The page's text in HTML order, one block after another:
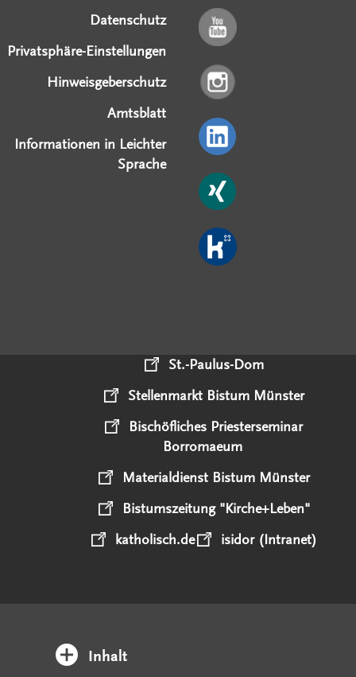
Datenschutz
Privatsphäre-Einstellungen
Hinweisgeberschutz
Amtsblatt
Informationen in Leichter
Sprache
St.-Paulus-Dom
Stellenmarkt Bistum Münster
Bischöfliches Priesterseminar
Borromaeum
Materialdienst Bistum Münster
Bistumszeitung "Kirche+Leben"
katholisch.de
isidor (Intranet)
Inhalt